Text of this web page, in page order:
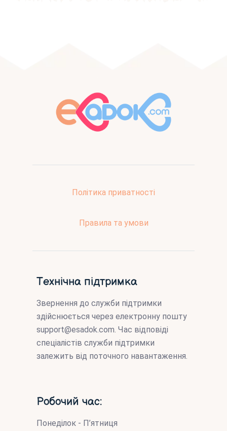
Політика приватності
Правила та умови
Технічна підтримка
Звернення до служби підтримки
здійснюється через електронну пошту
support@esadok.com. Час відповіді
спеціалістів служби підтримки
залежить від поточного навантаження.
Робочий час:
Понеділок - П’ятниця